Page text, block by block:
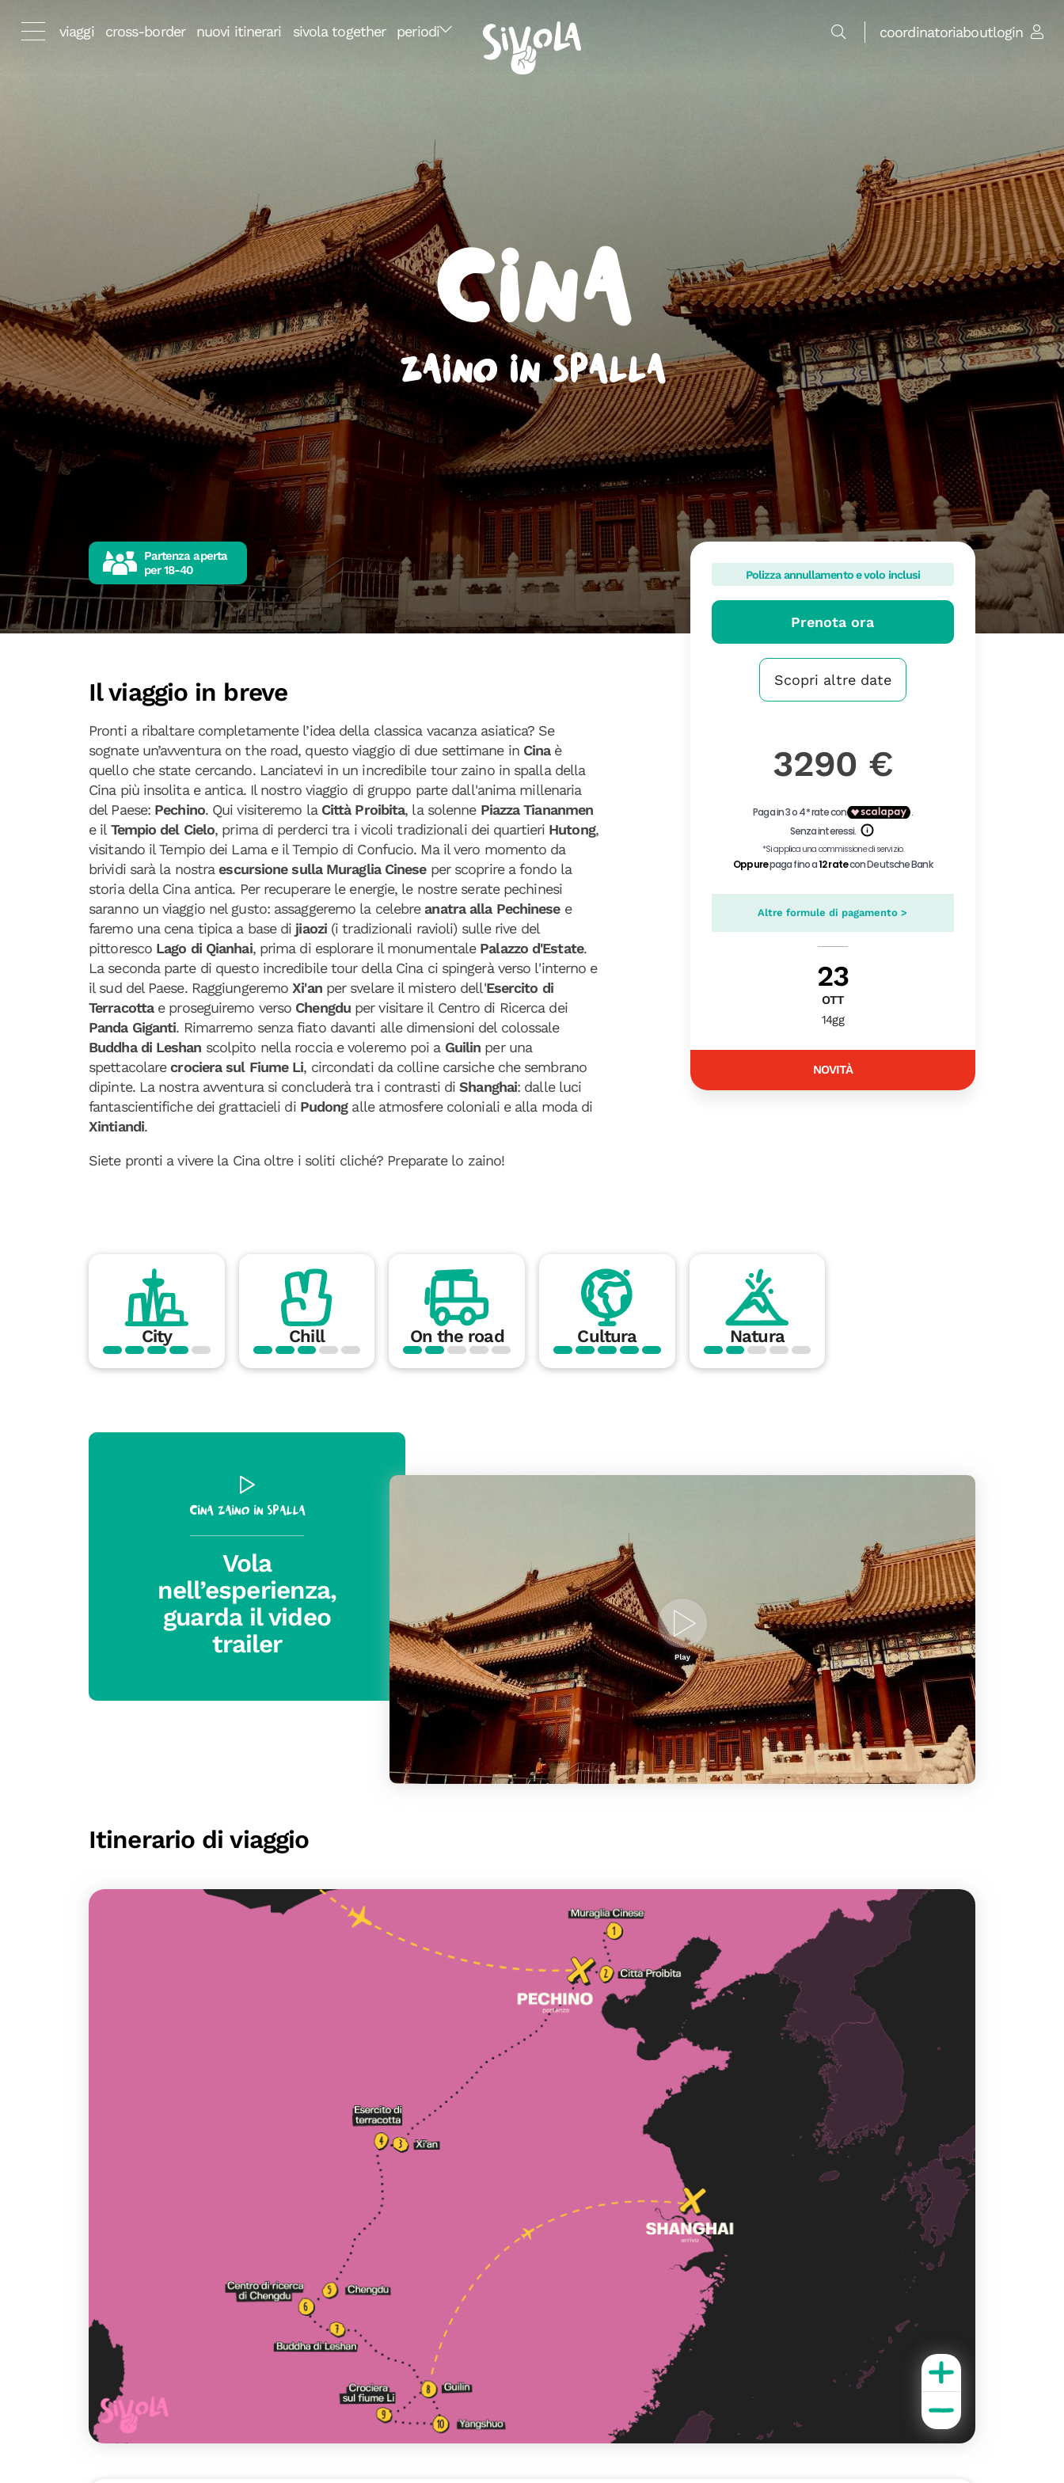
viaggi cross-border nuovi itinerari sivola together periodi coordinatoriaboutlogin
Cina
Zaino in spalla
Partenza aperta
per18-40
Il viaggio in breve
Pronti a ribaltare completamente l’idea della classica vacanza asiatica? Se
sognate un’avventura on the road, questo viaggio di due settimane in Cina è
quello che state cercando. Lanciatevi in un incredibile tour zaino in spalla della
Cina più insolita e antica. Il nostro viaggio di gruppo parte dall'anima millenaria
del Paese: Pechino. Qui visiteremo la Città Proibita, la solenne Piazza Tiananmen
e il Tempio del Cielo, prima di perderci tra i vicoli tradizionali dei quartieri Hutong,
visitando il Tempio dei Lama e il Tempio di Confucio. Ma il vero momento da
brividi sarà la nostraescursione sulla Muraglia Cineseper scoprire a fondo la
storia della Cina antica. Per recuperare le energie, le nostre serate pechinesi
saranno un viaggio nel gusto: assaggeremo la celebre anatra alla Pechinesee
faremo una cena tipica a base di jiaozi (i tradizionali ravioli) sulle rive del
pittoresco Lago di Qianhai, prima di esplorare il monumentale Palazzo d'Estate.
La seconda parte di questo incredibile tour della Cina ci spingerà verso l'interno e
il sud del Paese. RaggiungeremoXi'anper svelare il mistero dell'Esercito di
Terracottae proseguiremo verso Chengduper visitare il Centro di Ricerca dei
Panda Giganti. Rimarremo senza fiato davanti alle dimensioni del colossale
Buddha di Leshan scolpito nella roccia e voleremo poi a Guilin per una
spettacolarecrociera sul Fiume Li, circondati da colline carsiche che sembrano
dipinte. La nostra avventura si concluderà tra i contrasti diShanghai: dalle luci
fantascientifiche dei grattacieli di Pudong alle atmosfere coloniali e alla moda di
Xintiandi.
Siete pronti a vivere la Cina oltre i soliti cliché? Preparate lo zaino!
Polizza annullamento e volo inclusi
Prenota ora
Scopri altre date
3290 €
Altre formule di pagamento >
23
OTT
14gg
NOVITÀ
City Chill On the road Cultura Natura
Cina zaino in spalla
Vola
nell’esperienza,
guarda il video
trailer
Itinerario di viaggio